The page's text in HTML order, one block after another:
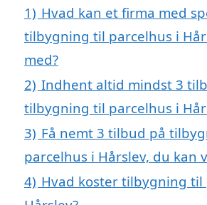
1) Hvad kan et firma med
tilbygning til parcelhus i
med?
2) Indhent altid mindst 3
tilbygning til parcelhus i
3) Få nemt 3 tilbud på
parcelhus i Hårslev, du kan
4) Hvad koster tilbygning til